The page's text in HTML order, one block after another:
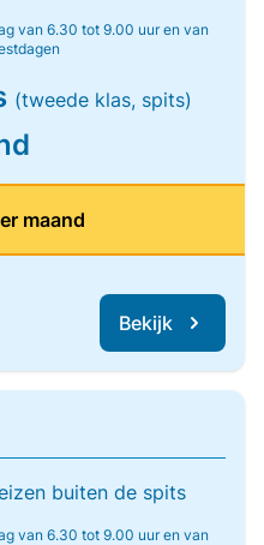
van 6.30 tot 9.00 uur en van
(tweede klas, spits)
maand
Bekijk
buiten de spits
van 6.30 tot 9.00 uur en van